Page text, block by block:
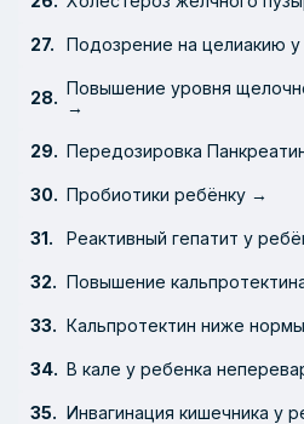
Подозрение на целиакию
Повышение уровня
→
Передозировка
Пробиотики ребёнку →
Реактивный гепатит у
Повышение
Кальпротектин ниже
В кале у ребенка
Инвагинация кишечника у